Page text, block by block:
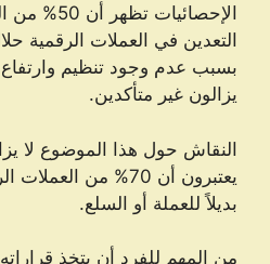
الإحصائيات
يزالون غير متأكدين.
النقاش حول هذا الموضوع لا
يعتبرون أن 70% من
بديلاً للعملة أو السلع.
من المهم للفرد أن يتخذ